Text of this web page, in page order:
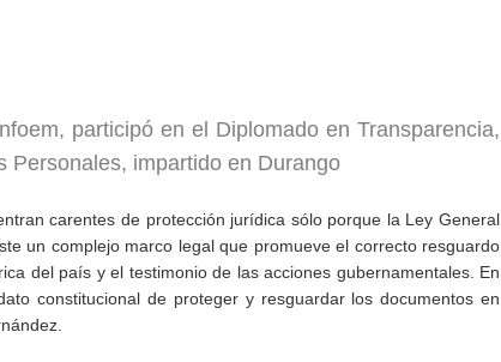
participó en el Diplomado en Transparencia,
Personales, impartido en Durango
carentes de protección jurídica sólo porque la Ley General
un complejo marco legal que promueve el correcto resguardo
del país y el testimonio de las acciones gubernamentales. En
constitucional de proteger y resguardar los documentos en